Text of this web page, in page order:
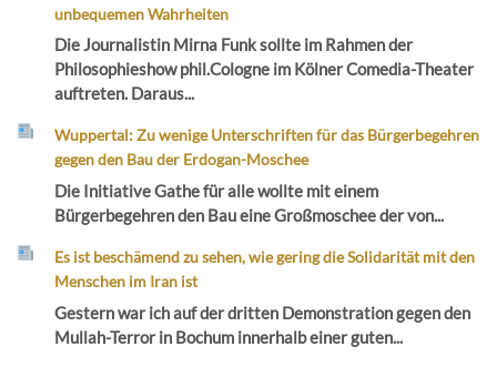
unbequemen Wahrheiten
Die Journalistin Mirna Funk sollte im Rahmen der
Philosophieshow phil.Cologne im Kölner Comedia-Theater
auftreten. Daraus...
Wuppertal: Zu wenige Unterschriften für das Bürgerbegehren
gegen den Bau der Erdogan-Moschee
Die Initiative Gathe für alle wollte mit einem
Bürgerbegehren den Bau eine Großmoschee der von...
Es ist beschämend zu sehen, wie gering die Solidarität mit den
Menschen im Iran ist
Gestern war ich auf der dritten Demonstration gegen den
Mullah-Terror in Bochum innerhalb einer guten...